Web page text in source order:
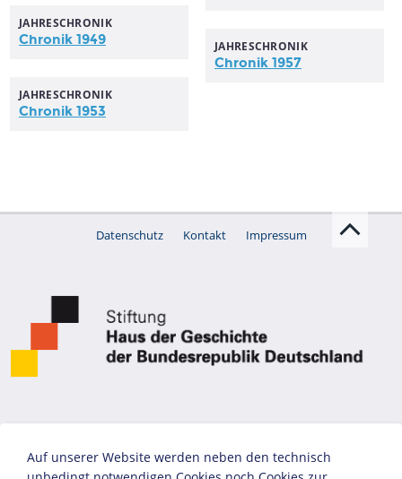
JAHRESCHRONIK
Chronik 1949 JAHRESCHRONIK
Chronik 1957
JAHRESCHRONIK
Chronik 1953
Datenschutz Kontakt Impressum
Auf unserer Website werden neben den technisch